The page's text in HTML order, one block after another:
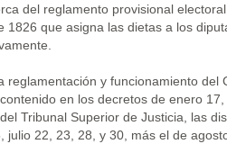
del reglamento provisional
1826 que asigna las dietas a los
reglamentación y funcionamiento
en los decretos de enero
Tribunal Superior de Justicia, las
julio 22, 23, 28, y 30, más el de